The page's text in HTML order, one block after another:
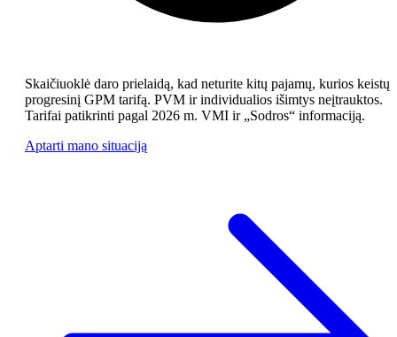
Skaičiuoklė daro prielaidą, kad neturite kitų pajamų, kurios keistų
progresinį GPM tarifą. PVM ir individualios išimtys neįtrauktos.
Tarifai patikrinti pagal 2026 m. VMI ir „Sodros“ informaciją.
Aptarti mano situaciją